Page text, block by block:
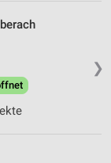
❯